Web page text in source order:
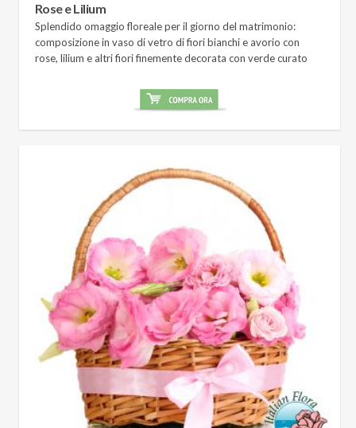
Rose e Lilium
Splendido omaggio floreale per il giorno del matrimonio:
composizione in vaso di vetro di fiori bianchi e avorio con
rose, lilium e altri fiori finemente decorata con verde curato